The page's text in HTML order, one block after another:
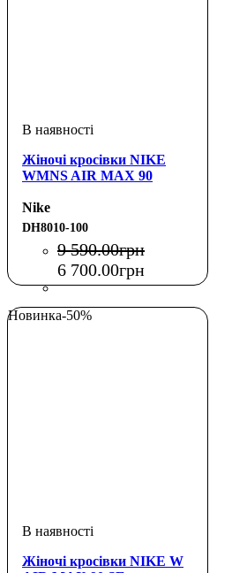
Жіночі кросівки NIKE
WMNS AIR MAX 90
Nike
DH8010-100
9 590.00грн
6 700.00грн
Новинка-50%
Жіночі кросівки NIKE W